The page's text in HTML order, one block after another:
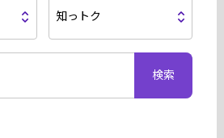
知っトク
検索